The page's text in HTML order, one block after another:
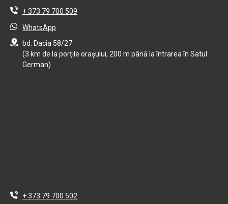
+ 373 79 700 509
WhatsApp
bd. Dacia 58/27
(3 km de la porțile orașului, 200 m până la întrarea în Satul
German)
+ 373 79 700 502